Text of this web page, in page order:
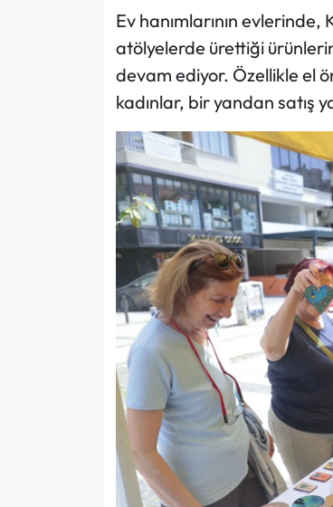
Ev hanımlarının
atölyelerde ürettiği
devam ediyor. Özellikle el
kadınlar, bir yandan satış